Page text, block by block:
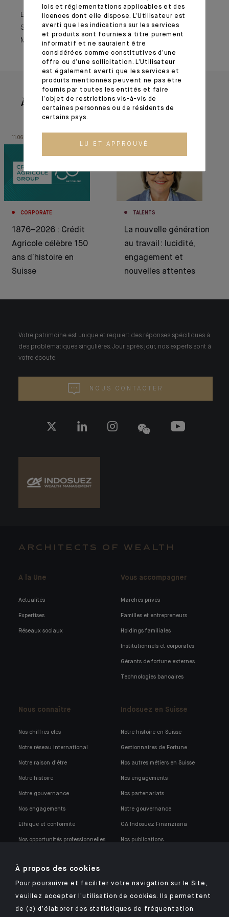
By Sophie Champenois, Global Head of Wealth
Structuring and Financing at Indosuez Wealth
Management • 20 octobre 2023
À lire aussi
11.06.26
CORPORATE
1876–2026 : Crédit
Agricole célèbre 150
ans d’histoire en
Suisse
TALENTS
La nouvelle génération
au travail : lucidité,
engagement et
nouvelles attentes
Votre patrimoine est unique et requiert des réponses spécifiques à
des problématiques singulières. Jour après jour, nos experts sont à
votre écoute.
NOUS CONTACTER
ARCHITECTS OF WEALTH
A la Une
Actualités
Expertises
Réseaux sociaux
Vous accompagner
Marchés privés
Familles et entrepreneurs
Holdings familiales
Institutionnels et corporates
Gérants de fortune externes
Technologies bancaires
Nous connaître
Nos chiffres clés
Notre réseau international
Notre raison d'être
Notre histoire
Notre gouvernance
Nos engagements
Ethique et conformité
Nos opportunités professionnelles
Indosuez en Suisse
Notre histoire en Suisse
Gestionnaires de Fortune
Nos autres métiers en Suisse
Nos engagements
Nos partenariats
Notre gouvernance
CA Indosuez Finanziaria
Nos publications
lois et réglementations applicables et des
licences dont elle dispose. L’Utilisateur est
averti que les indications sur les services
et produits sont fournies à titre purement
informatif et ne sauraient être
considérées comme constitutives d’une
offre ou d’une sollicitation. L’Utilisateur
est également averti que les services et
produits mentionnés peuvent ne pas être
fournis par toutes les entités et faire
l’objet de restrictions vis-à-vis de
certaines personnes ou de résidents de
certains pays.
LU ET APPROUVÉ
À propos des cookies
Pour poursuivre et faciliter votre navigation sur le Site,
veuillez accepter l’utilisation de cookies. Ils permettent
de (a) d’élaborer des statistiques de fréquentation